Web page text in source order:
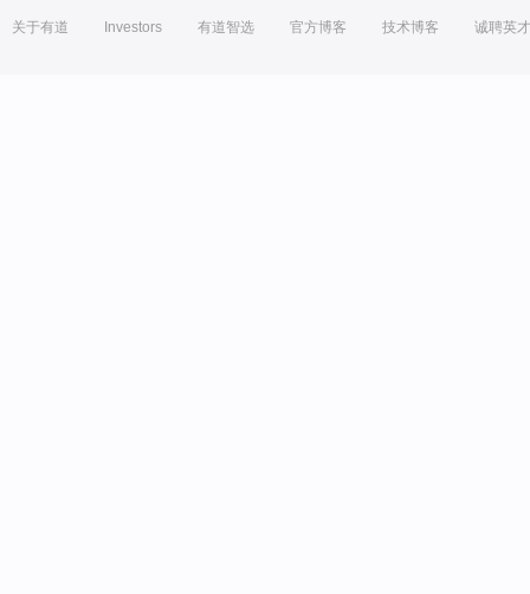
关于有道 Investors 有道智选 官方博客 技术博客 诚聘英才